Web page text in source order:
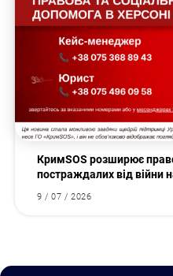
КримSOS розширює
постраждалих від війни
9 / 07 / 2026